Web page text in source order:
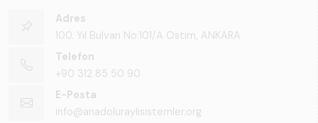
Adres
100. Yıl Bulvarı No:101/A Ostim, ANKARA
Telefon
+90 312 85 50 90
E-Posta
info@anadoluraylisistemler.org